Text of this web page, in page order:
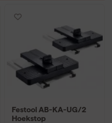
Festool AB-KA-UG/2
Hoekstop